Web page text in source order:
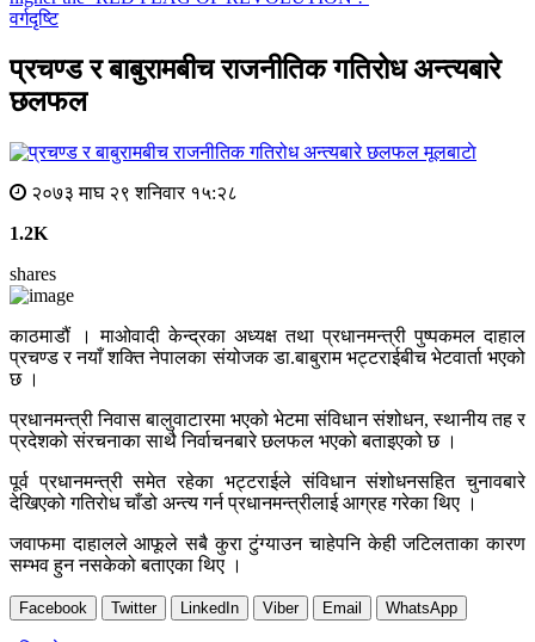
वर्गदृष्टि
प्रचण्ड र बाबुरामबीच राजनीतिक गतिरोध अन्त्यबारे
छलफल
मूलबाटाे
२०७३ माघ २९ शनिवार १५:२८
1.2K
shares
काठमाडौं । माओवादी केन्द्रका अध्यक्ष तथा प्रधानमन्त्री पुष्पकमल दाहाल
प्रचण्ड र नयाँ शक्ति नेपालका संयोजक डा.बाबुराम भट्टराईबीच भेटवार्ता भएको
छ ।
प्रधानमन्त्री निवास बालुवाटारमा भएको भेटमा संविधान संशोधन, स्थानीय तह र
प्रदेशको संरचनाका साथै निर्वाचनबारे छलफल भएको बताइएको छ ।
पूर्व प्रधानमन्त्री समेत रहेका भट्टराईले संविधान संशोधनसहित चुनावबारे
देखिएको गतिरोध चाँडो अन्त्य गर्न प्रधानमन्त्रीलाई आग्रह गरेका थिए ।
जवाफमा दाहालले आफूले सबै कुरा टुंग्याउन चाहेपनि केही जटिलताका कारण
सम्भव हुन नसकेको बताएका थिए ।
Facebook Twitter LinkedIn Viber Email WhatsApp